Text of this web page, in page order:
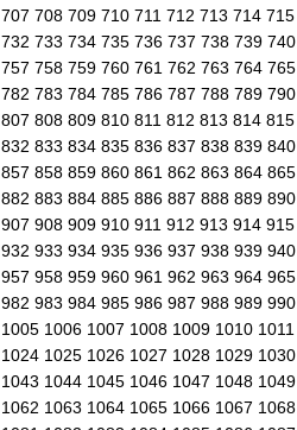
707 708 709 710 711 712 713 714 715
732 733 734 735 736 737 738 739 740
757 758 759 760 761 762 763 764 765
782 783 784 785 786 787 788 789 790
807 808 809 810 811 812 813 814 815
832 833 834 835 836 837 838 839 840
857 858 859 860 861 862 863 864 865
882 883 884 885 886 887 888 889 890
907 908 909 910 911 912 913 914 915
932 933 934 935 936 937 938 939 940
957 958 959 960 961 962 963 964 965
982 983 984 985 986 987 988 989 990
1005 1006 1007 1008 1009 1010 1011
1024 1025 1026 1027 1028 1029 1030
1043 1044 1045 1046 1047 1048 1049
1062 1063 1064 1065 1066 1067 1068